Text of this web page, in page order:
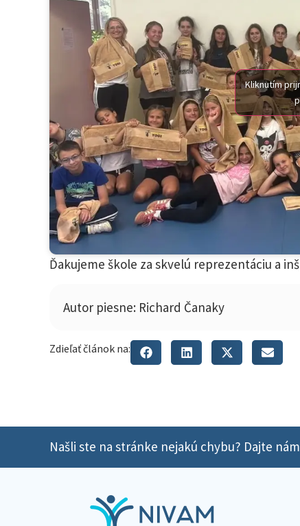
Kliknutím
Ďakujeme škole za skvelú reprezentáciu a
Autor piesne: Richard Čanaky
Zdieľať článok na:
Našli ste na stránke nejakú chybu? Dajte